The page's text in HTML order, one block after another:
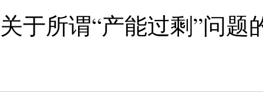
关于所谓“产能过剩”问题